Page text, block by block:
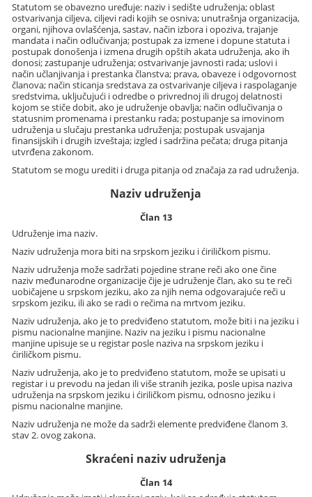
Statutom se obavezno uređuje: naziv i sedište udruženja; oblast
ostvarivanja ciljeva, ciljevi radi kojih se osniva; unutrašnja organizacija,
organi, njihova ovlašćenja, sastav, način izbora i opoziva, trajanje
mandata i način odlučivanja; postupak za izmene i dopune statuta i
postupak donošenja i izmena drugih opštih akata udruženja, ako ih
donosi; zastupanje udruženja; ostvarivanje javnosti rada; uslovi i
način učlanjivanja i prestanka članstva; prava, obaveze i odgovornost
članova; način sticanja sredstava za ostvarivanje ciljeva i raspolaganje
sredstvima, uključujući i odredbe o privrednoj ili drugoj delatnosti
kojom se stiče dobit, ako je udruženje obavlja; način odlučivanja o
statusnim promenama i prestanku rada; postupanje sa imovinom
udruženja u slučaju prestanka udruženja; postupak usvajanja
finansijskih i drugih izveštaja; izgled i sadržina pečata; druga pitanja
utvrđena zakonom.
Statutom se mogu urediti i druga pitanja od značaja za rad udruženja.
Naziv udruženja
Član 13
Udruženje ima naziv.
Naziv udruženja mora biti na srpskom jeziku i ćiriličkom pismu.
Naziv udruženja može sadržati pojedine strane reči ako one čine
naziv međunarodne organizacije čije je udruženje član, ako su te reči
uobičajene u srpskom jeziku, ako za njih nema odgovarajuće reči u
srpskom jeziku, ili ako se radi o rečima na mrtvom jeziku.
Naziv udruženja, ako je to predviđeno statutom, može biti i na jeziku i
pismu nacionalne manjine. Naziv na jeziku i pismu nacionalne
manjine upisuje se u registar posle naziva na srpskom jeziku i
ćiriličkom pismu.
Naziv udruženja, ako je to predviđeno statutom, može se upisati u
registar i u prevodu na jedan ili više stranih jezika, posle upisa naziva
udruženja na srpskom jeziku i ćiriličkom pismu, odnosno jeziku i
pismu nacionalne manjine.
Naziv udruženja ne može da sadrži elemente predviđene članom 3.
stav 2. ovog zakona.
Skraćeni naziv udruženja
Član 14